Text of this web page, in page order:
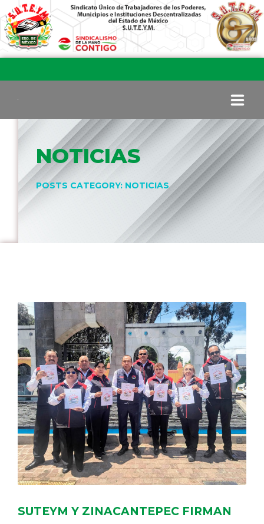
INICIO
COMITÉ EJECUTIVO
COORDINADORES
TRANSPARENCIA
NOTICIAS
POSTS CATEGORY: NOTICIAS
SUTEYM Y ZINACANTEPEC FIRMAN